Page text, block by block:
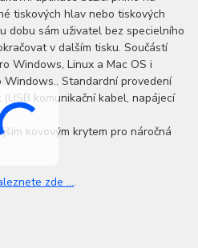
tiskových hlav nebo tiskových
dobu sám uživatel bez specielního
v dalším tisku. Součástí
Windows, Linux a Mac OS i
Windows.. Standardní provedení
komunikační kabel, napájecí
kovovým krytem pro náročná
zde ....